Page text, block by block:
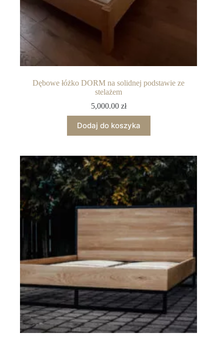
Dębowe łóżko DORM na solidnej podstawie ze
stelażem
5,000.00 zł
Dodaj do koszyka